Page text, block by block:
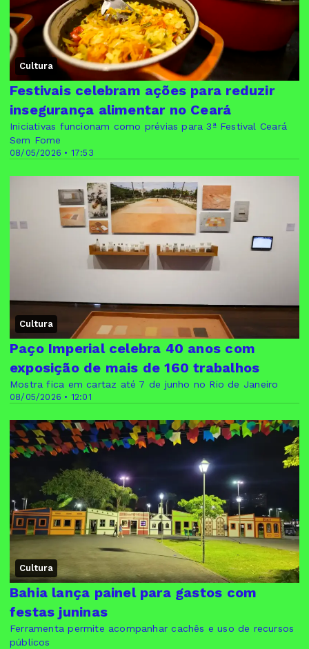
Cultura
08/05/2026 • 17:53
Festivais celebram ações para reduzir
insegurança alimentar no Ceará
Iniciativas funcionam como prévias para 3ª Festival Ceará
Sem Fome
Cultura
08/05/2026 • 12:01
Paço Imperial celebra 40 anos com
exposição de mais de 160 trabalhos
Mostra fica em cartaz até 7 de junho no Rio de Janeiro
Cultura
Bahia lança painel para gastos com
festas juninas
Ferramenta permite acompanhar cachês e uso de recursos
públicos